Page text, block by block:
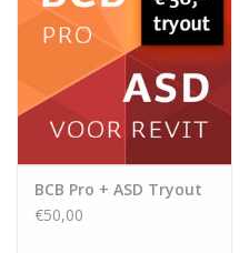
BCB Pro + ASD Tryout
€50,00